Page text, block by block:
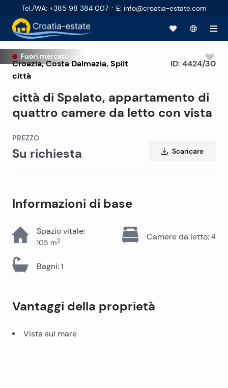
Tel./WA: +385 98 384 007 · E: info@croatia-estate.com
Fuori mercato
Croazia,Costa Dalmazia, Split
città
città di Spalato, appartamento di
quattro camere da letto con vista
ID: 4424/30
PREZZO
Su richiesta Scaricare
Informazioni di base
Spazio vitale:
105 m2 Camere da letto: 4
Bagni: 1
Vantaggi della proprietà
Vista sul mare